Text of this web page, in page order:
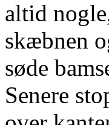
altid
skæbnen
søde
Senere